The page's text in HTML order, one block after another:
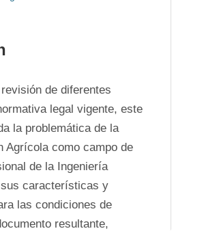
de diferentes
legal vigente, este
la problemática de la
Agrícola como campo de
de la Ingeniería
características y
las condiciones de
resultante,